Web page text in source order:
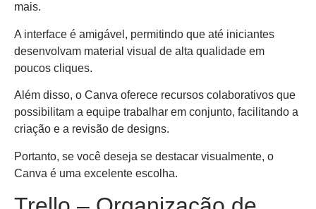
mais.
A interface é amigável, permitindo que até iniciantes
desenvolvam material visual de alta qualidade em
poucos cliques.
Além disso, o Canva oferece recursos colaborativos que
possibilitam a equipe trabalhar em conjunto, facilitando a
criação e a revisão de designs.
Portanto, se você deseja se destacar visualmente, o
Canva é uma excelente escolha.